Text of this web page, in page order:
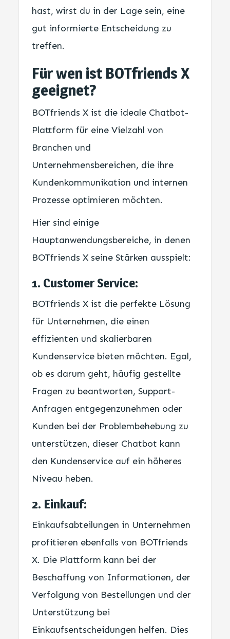
hast, wirst du in der Lage sein, eine
gut informierte Entscheidung zu
treffen.
Für wen ist BOTfriends X
geeignet?
BOTfriends X ist die ideale Chatbot-
Plattform für eine Vielzahl von
Branchen und
Unternehmensbereichen, die ihre
Kundenkommunikation und internen
Prozesse optimieren möchten.
Hier sind einige
Hauptanwendungsbereiche, in denen
BOTfriends X seine Stärken ausspielt:
1. Customer Service:
BOTfriends X ist die perfekte Lösung
für Unternehmen, die einen
effizienten und skalierbaren
Kundenservice bieten möchten. Egal,
ob es darum geht, häufig gestellte
Fragen zu beantworten, Support-
Anfragen entgegenzunehmen oder
Kunden bei der Problembehebung zu
unterstützen, dieser Chatbot kann
den Kundenservice auf ein höheres
Niveau heben.
2. Einkauf:
Einkaufsabteilungen in Unternehmen
profitieren ebenfalls von BOTfriends
X. Die Plattform kann bei der
Beschaffung von Informationen, der
Verfolgung von Bestellungen und der
Unterstützung bei
Einkaufsentscheidungen helfen. Dies